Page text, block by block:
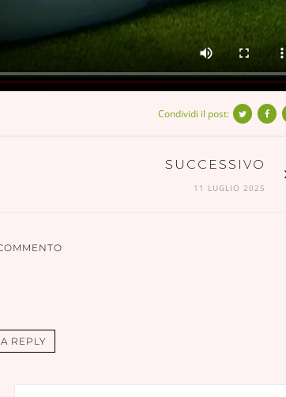
Condividi il post:
SUCCESSIVO
11 LUGLIO 2025
REPLY